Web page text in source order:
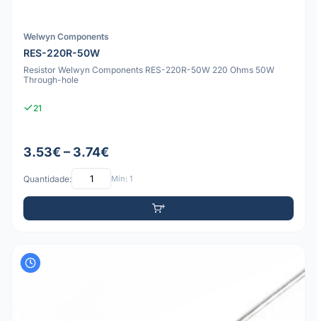
Welwyn Components
RES-220R-50W
Resistor Welwyn Components RES-220R-50W 220 Ohms 50W
Through-hole
21
3.53€ – 3.74€
Quantidade: Mín: 1